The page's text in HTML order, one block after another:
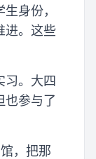
身份，
进。这些
习。大四
也参与了
，把那